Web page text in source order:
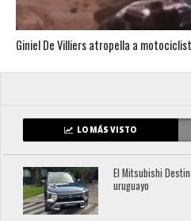
Giniel De Villiers atropella a
LO MÁS VISTO
El Mitsubishi
uruguayo